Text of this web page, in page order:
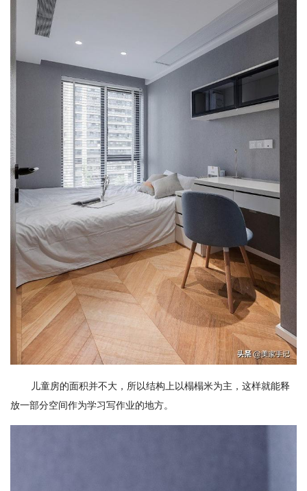
儿童房的面积并不大，所以结构上以榻榻米为主，这样就能释
放一部分空间作为学习写作业的地方。